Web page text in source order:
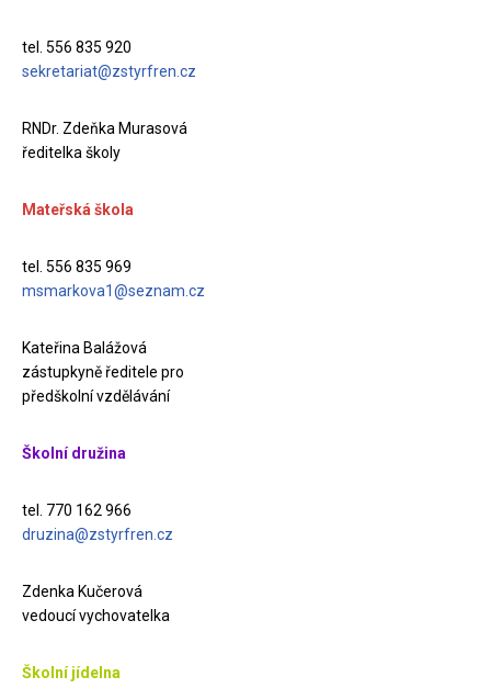
tel. 556 835 920
sekretariat@zstyrfren.cz
RNDr. Zdeňka Murasová
ředitelka školy
Mateřská škola
tel. 556 835 969
msmarkova1@seznam.cz
Kateřina Balážová
zástupkyně ředitele pro
předškolní vzdělávání
Školní družina
tel. 770 162 966
druzina@zstyrfren.cz
Zdenka Kučerová
vedoucí vychovatelka
Školní jídelna